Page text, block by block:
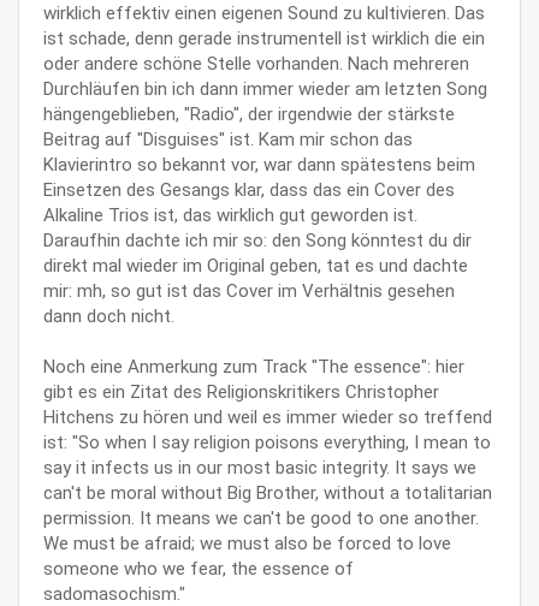
wirklich effektiv einen eigenen Sound zu kultivieren. Das
ist schade, denn gerade instrumentell ist wirklich die ein
oder andere schöne Stelle vorhanden. Nach mehreren
Durchläufen bin ich dann immer wieder am letzten Song
hängengeblieben, "Radio", der irgendwie der stärkste
Beitrag auf "Disguises" ist. Kam mir schon das
Klavierintro so bekannt vor, war dann spätestens beim
Einsetzen des Gesangs klar, dass das ein Cover des
Alkaline Trios ist, das wirklich gut geworden ist.
Daraufhin dachte ich mir so: den Song könntest du dir
direkt mal wieder im Original geben, tat es und dachte
mir: mh, so gut ist das Cover im Verhältnis gesehen
dann doch nicht.
Noch eine Anmerkung zum Track "The essence": hier
gibt es ein Zitat des Religionskritikers Christopher
Hitchens zu hören und weil es immer wieder so treffend
ist: "So when I say religion poisons everything, I mean to
say it infects us in our most basic integrity. It says we
can't be moral without Big Brother, without a totalitarian
permission. It means we can't be good to one another.
We must be afraid; we must also be forced to love
someone who we fear, the essence of
sadomasochism."